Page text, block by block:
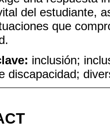
del estudiante,
que
inclusión;
discapacidad;